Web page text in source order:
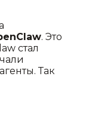
. Это
стал
Так